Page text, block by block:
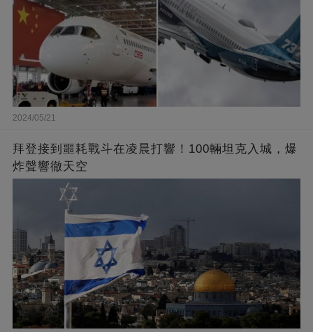
2024/05/21
拜登接到噩耗戰斗在凌晨打響！100輛坦克入城，爆
炸聲響徹天空